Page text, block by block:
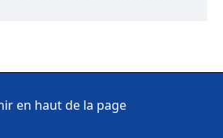
en haut de la page